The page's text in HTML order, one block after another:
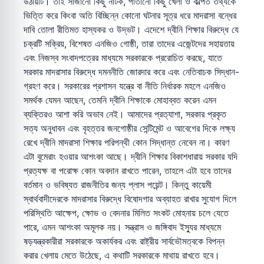
ভিত্তি করে কিংবা অতি বিচ্ছিন্ন কোনো ঘটনার সূত্র ধরে মাদরাসা বন্ধের
দাবি তোলা রীতিমত হাস্যকর ও উদ্ভট। এদেশে দ্বীনি শিক্ষার বিরুদ্ধে যে
চক্রটি সক্রিয়, বিশেষত এনজিও গোষ্ঠী, তারা তাদের এজেন্টদের সহায়তায়
এবং নিজস্ব সংবাদপত্রের মাধ্যমে সরকারকে প্ররোচিত করছে, যাতে
সরকার মাদরাসার বিরুদ্ধে দমননীতি জোরদার করে এবং নেতিবাচক সিদ্ধান-
গ্রহণ করে। সরকারের প্রশাসন যন্ত্রে বা নীতি নির্ধারক মহলে এনজিও
সমর্থক যেমন আছেন, তেমনি দ্বীনি শিক্ষাকে মোহাব্বত করেন এমন
ব্যক্তিরও আশা করি অভাব নেই। আমাদের প্রত্যাশা, সরকার প্রকৃত
সত্য অনুধাবন এবং বৃহত্তর জনগোষ্ঠীর সেন্টিমেন্ট ও আবেগের দিকে লক্ষ্য
রেখে দ্বীনি মাদরাসা শিক্ষার পরিপন্থী কোন সিদ্ধান্ত নেবেন না। কারণ
এটা বুমেরাং হওয়ার আশংকা আছে। দ্বীনি শিক্ষার বিকাশধারায় সরকার যদি
প্রত্যক্ষ বা পরোক্ষ কোন অবদান রাখতে পারেন, তাহলে এটা হবে তাদের
বর্তমান ও ভবিষ্যত রাজনীতির জন্য প্লাস পয়েন্ট। কিন্তু কায়েমী
স্বার্থবাদীদেরকে মাদরাসার বিরুদ্ধে বিষোদগার অব্যাহত রাখার সুযোগ দিলে
পরিস্থিতি আক্ষেপ, ক্ষোভ ও বেদনার মিলিত সংকট মোহনায় চলে যেতে
পারে, এমন আশংকা অমূলক নয়। সন্ত্রাস ও জঙ্গিবাদ ইস্যুর মাধ্যমে
ষড়যন্ত্রকারীরা সরকারকে অকার্যকর এবং রাষ্ট্রীয় সার্বভৌমত্বকে বিপন্ন
করার খেলায় মেতে উঠেছে, এ কথাটি সরকারকে মাথায় রাখতে হবে।